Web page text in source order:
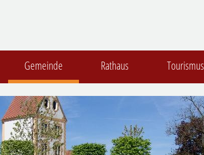
Gemeinde Rathaus Tourismus